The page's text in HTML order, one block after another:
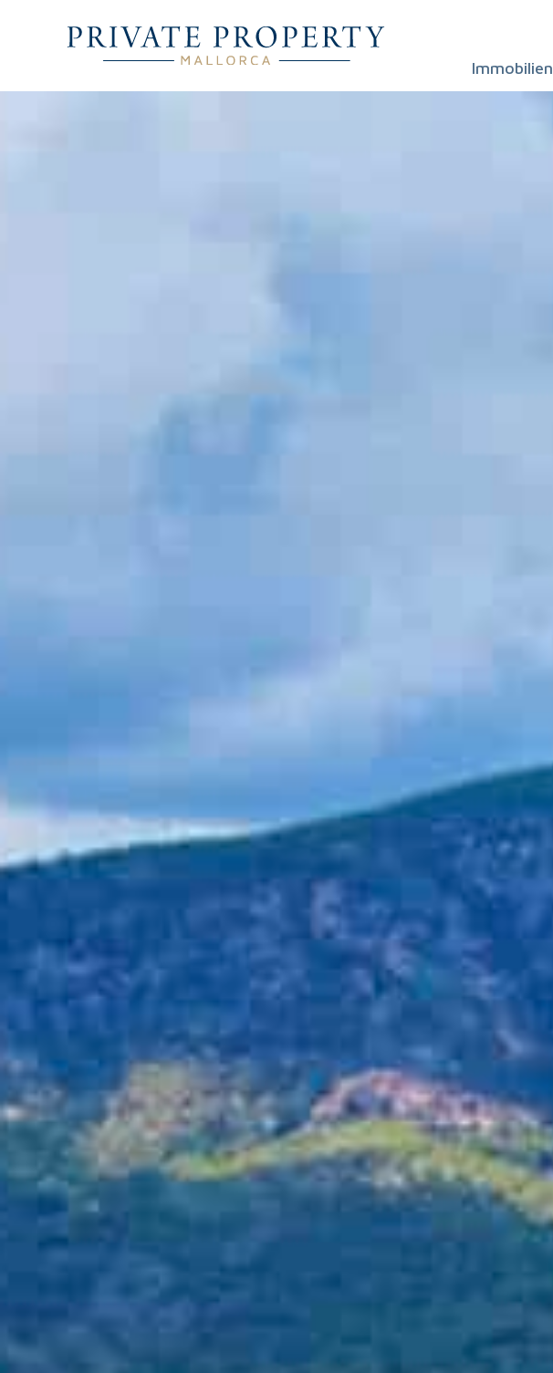
Immobilien